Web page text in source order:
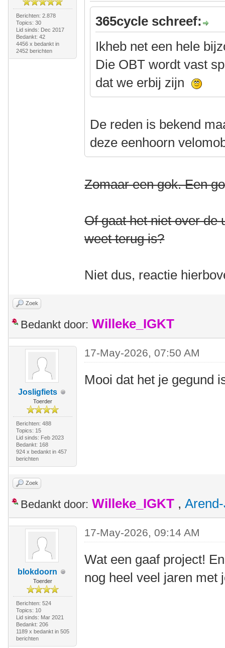
Berichten: 2.878
Topics: 30
Lid sinds: Dec 2017
Bedankt: 42
4456 x bedankt in
2452 berichten
365cycle schreef:
Ikheb net een hele
Die OBT wordt vast
dat we erbij zijn
De reden is bekend
deze eenhoorn
Zomaar een gok. Een
Of gaat het niet over de
weet terug is?
Niet dus, reactie
Zoek
Bedankt door: Willeke_IGKT
Josligfiets
Toerder
Berichten: 488
Topics: 15
Lid sinds: Feb 2023
Bedankt: 168
924 x bedankt in 457
berichten
17-May-2026, 07:50 AM
Mooi dat het je gegund
Zoek
Bedankt door: Willeke_IGKT ,
blokdoorn
Toerder
Berichten: 524
Topics: 10
Lid sinds: Mar 2021
Bedankt: 206
1189 x bedankt in 505
berichten
17-May-2026, 09:14 AM
Wat een gaaf project!
nog heel veel jaren met